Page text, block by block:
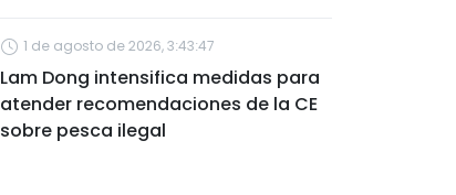
1 de agosto de 2026, 3:43:47
Lam Dong intensifica medidas para
atender recomendaciones de la CE
sobre pesca ilegal